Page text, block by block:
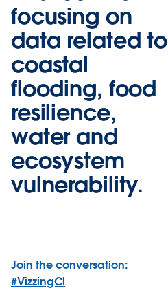
focusing on
data related to
coastal
flooding, food
resilience,
water and
ecosystem
vulnerability.
Join the conversation:
#VizzingCl